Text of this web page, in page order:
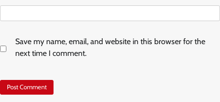
Save my name, email, and website in this browser for the
next time I comment.